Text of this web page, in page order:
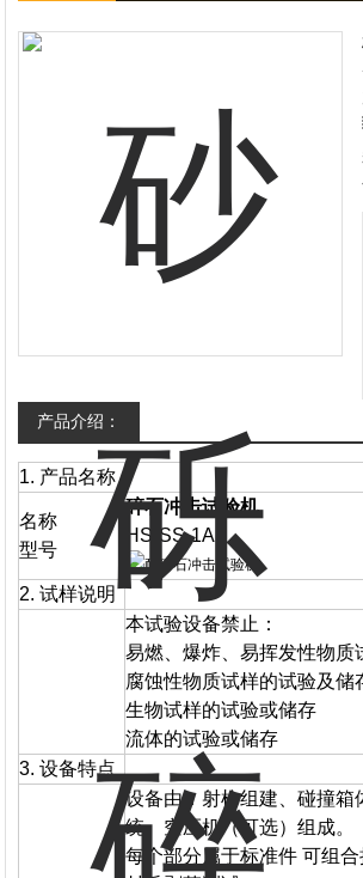
产品介绍：
1. 产品名称
名称
型号
碎石冲击试验机
HS-SS-1A
2. 试样说明
本试验设备禁止：
易燃、爆炸、易挥发性物质
腐蚀性物质试样的试验及储
生物试样的试验或储存
流体的试验或储存
3. 设备特点
设备由：射枪组建、碰撞
统、空压机（可选）组成。
每个部分属于标准件 可组